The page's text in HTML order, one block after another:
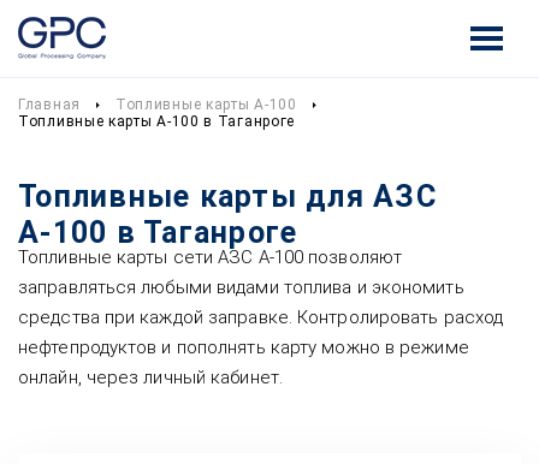
Главная
Топливные карты А-100
Топливные карты А-100 в Таганроге
Топливные карты для АЗС
А-100 в Таганроге
Топливные карты сети АЗС А-100 позволяют
заправляться любыми видами топлива и экономить
средства при каждой заправке. Контролировать расход
нефтепродуктов и пополнять карту можно в режиме
онлайн, через личный кабинет.